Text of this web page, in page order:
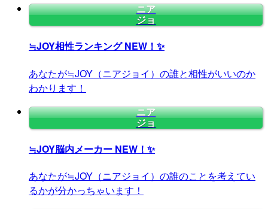
ニア
ジョ
≒JOY相性ランキングNEW！✨
あなたが≒JOY（ニアジョイ）の誰と相性がいいのか
わかります！
ニア
ジョ
≒JOY脳内メーカー NEW！✨
あなたが≒JOY（ニアジョイ）の誰のことを考えてい
るかが分かっちゃいます！